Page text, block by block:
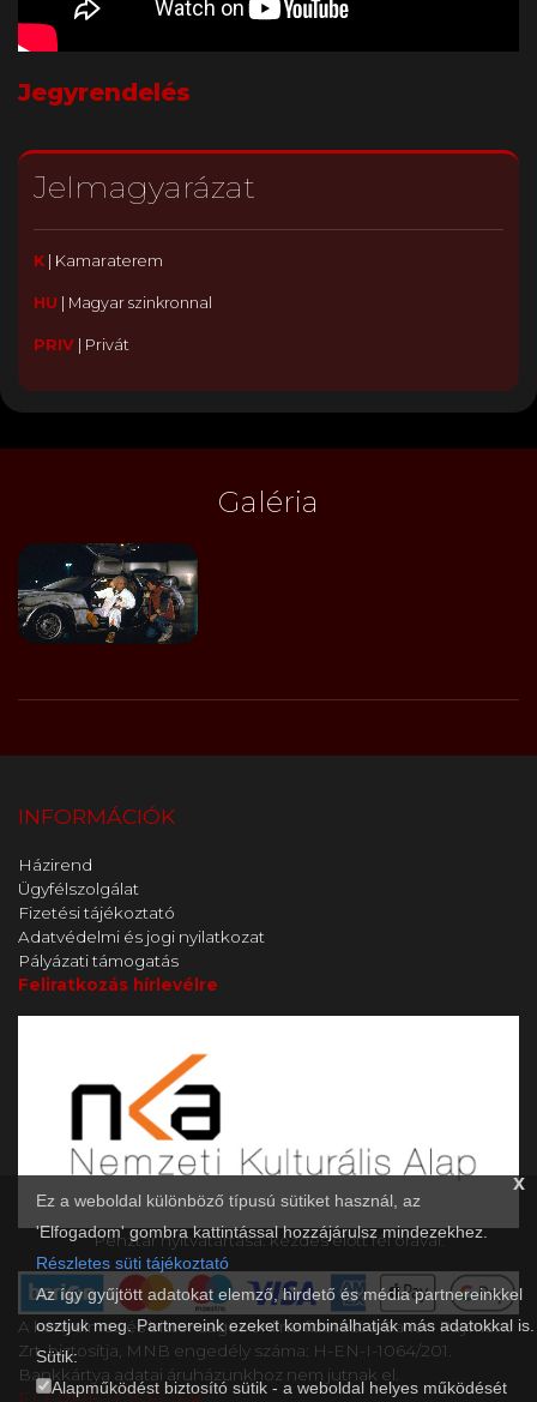
Jegyrendelés
Jelmagyarázat
K| Kamaraterem
HU Magyar szinkronnal
PRIV| Privát
Galéria
x
Ez a weboldal különböző típusú sütiket használ, az
'Elfogadom' gombra kattintással hozzájárulsz mindezekhez.
Részletes süti tájékoztató
Az így gyűjtött adatokat elemző, hirdető és média partnereinkkel
osztjuk meg. Partnereink ezeket kombinálhatják más adatokkal is.
Sütik:
Alapműködést biztosító sütik - a weboldal helyes működését
INFORMÁCIÓK
Házirend
Ügyfélszolgálat
Fizetési tájékoztató
Adatvédelmi és jogi nyilatkozat
Pályázati támogatás
Feliratkozás hírlevélre
Pénztár nyitvatartása: kezdés előtt fél órával.
A kényelmes és biztonságos online fizetést a Barion Payment
Zrt. biztosítja, MNB engedély száma: H-EN-I-1064/201.
Bankkártya adatai áruházunkhoz nem jutnak el.